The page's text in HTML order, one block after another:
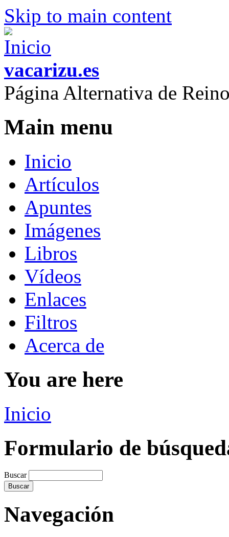
Skip to main content
vacarizu.es
Página Alternativa de
Main menu
Inicio
Artículos
Apuntes
Imágenes
Libros
Vídeos
Enlaces
Filtros
Acerca de
You are here
Inicio
Formulario de
Buscar
Navegación